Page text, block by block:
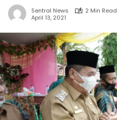
Sentral News
2 Min Read
April 13, 2021